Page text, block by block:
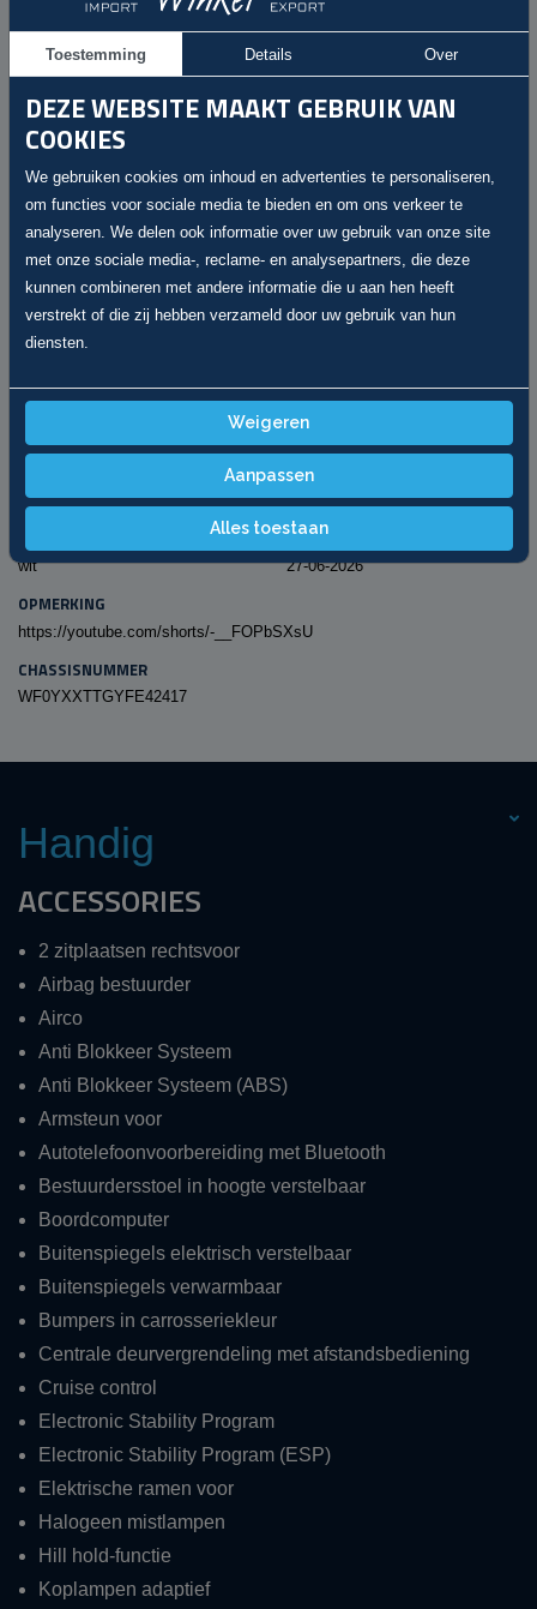
Verkoop / Administratie
Handig
SPECIFICATIES
KILOMETERSTAND
283.146 km
BRANDSTOF
Diesel
TRANSMISSIE
Handgeschakeld
BOUWJAAR
2015
VERMOGEN (PK)
CARROSSERIE KENTEKEN
2198
VERMOGEN (KW)
74
wit
APK
27-06-2026
OPMERKING
https://youtube.com/shorts/-__FOPbSXsU
CHASSISNUMMER
WF0YXXTTGYFE42417
Handig
ACCESSORIES
2 zitplaatsen rechtsvoor
Airbag bestuurder
Airco
Anti Blokkeer Systeem
Anti Blokkeer Systeem (ABS)
Armsteun voor
Autotelefoonvoorbereiding met Bluetooth
Bestuurdersstoel in hoogte verstelbaar
Boordcomputer
Buitenspiegels elektrisch verstelbaar
Buitenspiegels verwarmbaar
Bumpers in carrosseriekleur
Centrale deurvergrendeling met afstandsbediening
Cruise control
Electronic Stability Program
Electronic Stability Program (ESP)
Elektrische ramen voor
Halogeen mistlampen
Hill hold-functie
Koplampen adaptief
Toestemming Details Over
DEZE WEBSITE MAAKT GEBRUIK VAN
COOKIES
We gebruiken cookies om inhoud en advertenties te personaliseren,
om functies voor sociale media te bieden en om ons verkeer te
analyseren. We delen ook informatie over uw gebruik van onze site
met onze sociale media-, reclame- en analysepartners, die deze
kunnen combineren met andere informatie die u aan hen heeft
verstrekt of die zij hebben verzameld door uw gebruik van hun
diensten.
Weigeren
Aanpassen
Alles toestaan